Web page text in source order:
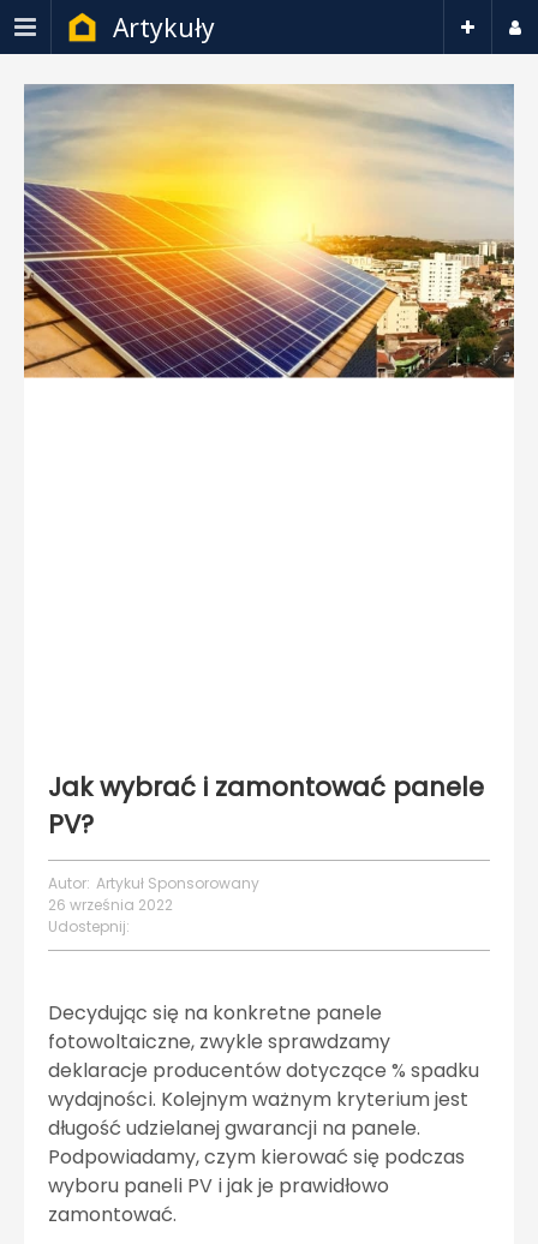
Artykuły
Jak wybrać i zamontować panele
PV?
Autor: Artykuł Sponsorowany
26 września 2022
Udostepnij:
Decydując się na konkretne panele
fotowoltaiczne, zwykle sprawdzamy
deklaracje producentów dotyczące % spadku
wydajności. Kolejnym ważnym kryterium jest
długość udzielanej gwarancji na panele.
Podpowiadamy, czym kierować się podczas
wyboru paneli PV i jak je prawidłowo
zamontować.